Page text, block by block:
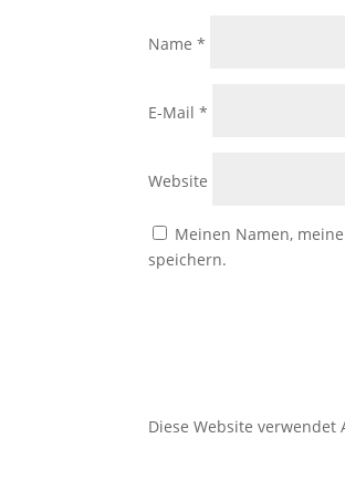
Name*
E-Mail*
Website
Meinen Namen,
speichern.
Diese Website verwendet